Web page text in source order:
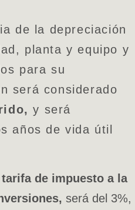
de la depreciación
planta y equipo y
para su
será considerado
y será
años de vida útil
de impuesto a la
será del 3%,